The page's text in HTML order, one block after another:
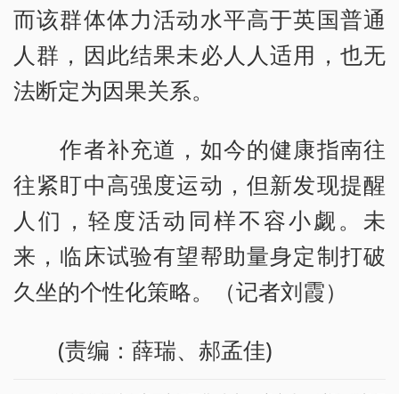
而该群体体力活动水平高于英国普通
人群，因此结果未必人人适用，也无
法断定为因果关系。
作者补充道，如今的健康指南往
往紧盯中高强度运动，但新发现提醒
人们，轻度活动同样不容小觑。未
来，临床试验有望帮助量身定制打破
久坐的个性化策略。（记者刘霞）
(责编：薛瑞、郝孟佳)